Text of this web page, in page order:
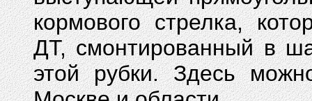
кормового стрелка,
ДТ, смонтированный в
этой рубки.Здесь